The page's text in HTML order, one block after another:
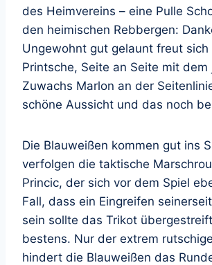
des Heimvereins – eine Pulle
den heimischen Rebbergen:
Ungewohnt gut gelaunt freut sich
Printsche, Seite an Seite mit dem
Zuwachs Marlon an der
schöne Aussicht und das noch
Die Blauweißen kommen gut ins
verfolgen die taktische
Princic, der sich vor dem Spiel
Fall, dass ein Eingreifen
sein sollte das Trikot
bestens. Nur der extrem
hindert die Blauweißen das